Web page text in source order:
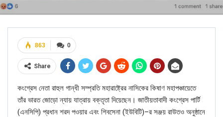
0
863
Share
কংগ্রেস নেতা রাহুল গান্ধী সম্প্রতি মহারাষ্ট্রের নাসিকের কিষাণ মহাপঞ্চায়েতে
তাঁর ভারত জোড়ো ন্যায় যাত্রায় বক্তৃতা দিয়েছেন। জাতীয়তাবাদী কংগ্রেস পার্টি
(এনসিপি) প্রধান শরদ পওয়ার এবং শিবসেনা (ইউবিটি)–র সঞ্জয় রাউতও অনুষ্ঠানে